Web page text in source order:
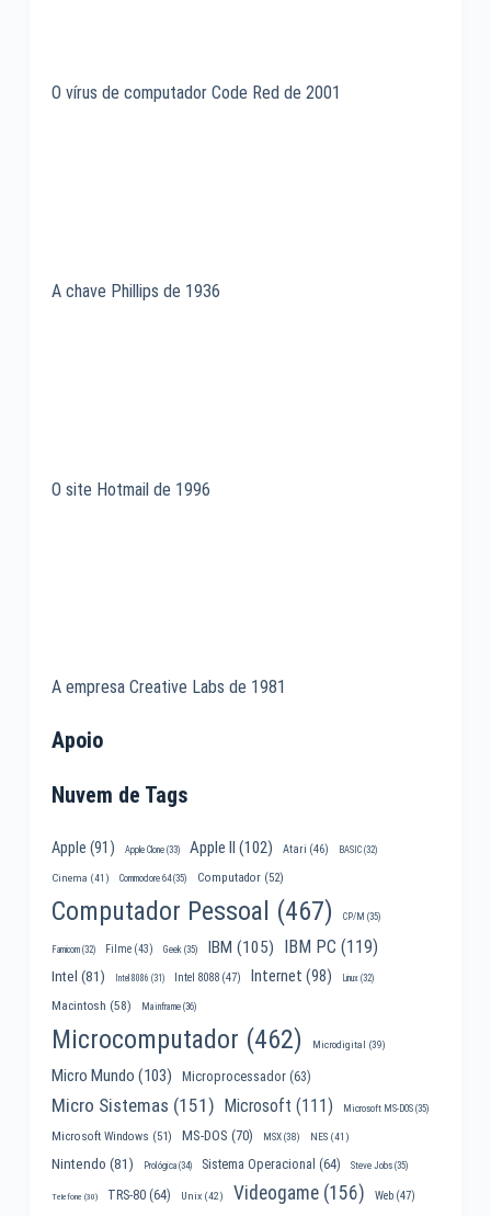
O vírus de computador Code Red de 2001
A chave Phillips de 1936
O site Hotmail de 1996
A empresa Creative Labs de 1981
Apoio
Nuvem de Tags
Apple (91) Apple Clone(33) Apple II (102) Atari (46) BASIC(32)
Cinema (41) Commodore 64(35) Computador(52)
Computador Pessoal (467) CP/M (35)
Famicom(32) Filme(43) Geek(35) IBM (105) IBM PC (119)
Intel (81) Intel 8086 (31) Intel 8088(47) Internet (98) Linux(32)
Macintosh (58) Mainframe(36)
Microcomputador (462) Microdigital (39)
Micro Mundo (103) Microprocessador(63)
Micro Sistemas (151) Microsoft (111) Microsoft MS-DOS(35)
Microsoft Windows (51) MS-DOS (70) MSX(38) NES(41)
Nintendo (81) Prológica(34) Sistema Operacional (64) Steve Jobs(35)
Telefone (30) TRS-80(64) Unix(42) Videogame(156) Web(47)